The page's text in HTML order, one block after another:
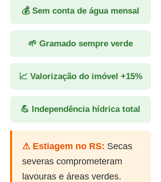
💰 Sem conta de água mensal
🌱 Gramado sempre verde
📈 Valorização do imóvel +15%
💪 Independência hídrica total
⚠ Estiagem no RS: Secas
severas comprometeram
lavouras e áreas verdes.